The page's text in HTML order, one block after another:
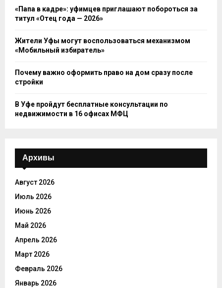
«Папа в кадре»: уфимцев приглашают побороться за
титул «Отец года — 2026»
Жители Уфы могут воспользоваться механизмом
«Мобильный избиратель»
Почему важно оформить право на дом сразу после
стройки
В Уфе пройдут бесплатные консультации по
недвижимости в 16 офисах МФЦ
Архивы
Август 2026
Июль 2026
Июнь 2026
Май 2026
Апрель 2026
Март 2026
Февраль 2026
Январь 2026